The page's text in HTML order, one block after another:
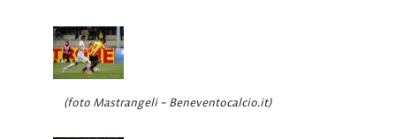
(foto Mastrangeli – Beneventocalcio.it)